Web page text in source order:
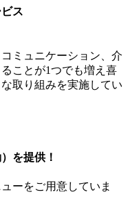
ス
ミュニケーション、介
ことが1つでも増え喜
取り組みを実施してい
を提供！
ーをご用意していま